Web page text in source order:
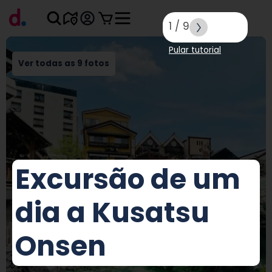
Ver todas as 9 fotos
Excursão de um
dia a Kusatsu
Onsen
1 / 9
Pular tutorial